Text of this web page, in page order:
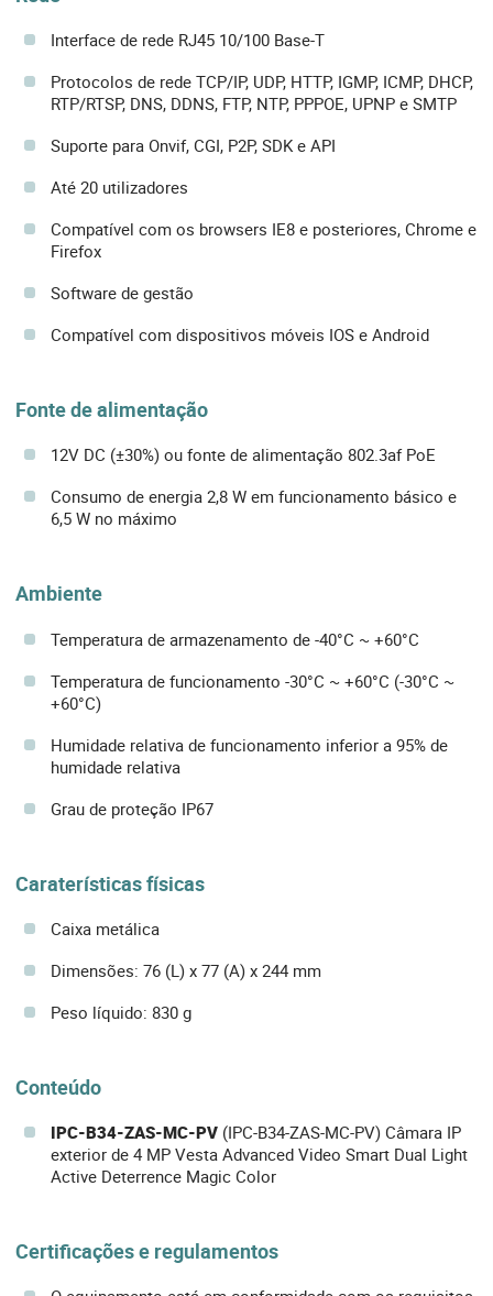
Interface de rede RJ45 10/100 Base-T
Protocolos de rede TCP/IP, UDP, HTTP, IGMP, ICMP, DHCP,
RTP/RTSP, DNS, DDNS, FTP, NTP, PPPOE, UPNP e SMTP
Suporte para Onvif, CGI, P2P, SDK e API
Até 20 utilizadores
Compatível com os browsers IE8 e posteriores, Chrome e
Firefox
Software de gestão
Compatível com dispositivos móveis IOS e Android
Fonte de alimentação
12V DC (±30%) ou fonte de alimentação 802.3af PoE
Consumo de energia 2,8 W em funcionamento básico e
6,5 W no máximo
Ambiente
Temperatura de armazenamento de -40°C ~ +60°C
Temperatura de funcionamento -30°C ~ +60°C (-30°C ~
+60°C)
Humidade relativa de funcionamento inferior a 95% de
humidade relativa
Grau de proteção IP67
Caraterísticas físicas
Caixa metálica
Dimensões: 76 (L) x 77 (A) x 244 mm
Peso líquido: 830 g
Conteúdo
IPC-B34-ZAS-MC-PV (IPC-B34-ZAS-MC-PV) Câmara IP
exterior de 4 MP Vesta Advanced Video Smart Dual Light
Active Deterrence Magic Color
Certificações e regulamentos